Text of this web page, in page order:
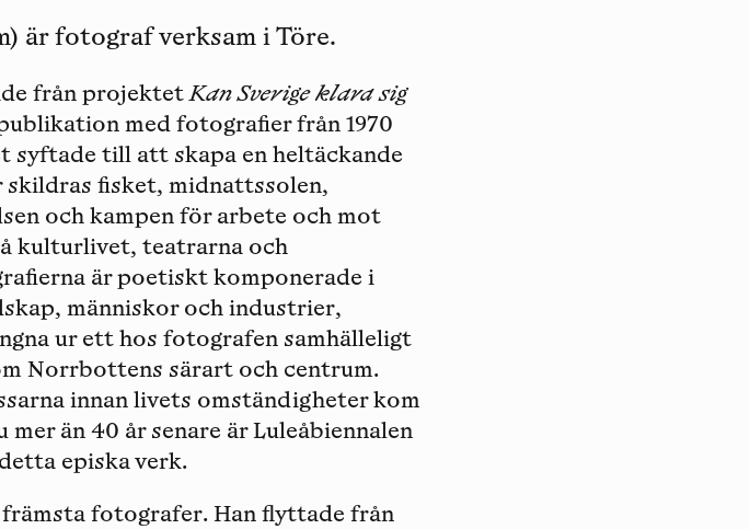
är fotograf verksam i Töre.
från projektetKan Sverige klara sig
med fotografier från 1970
till att skapa en heltäckande
skildras fisket, midnattssolen,
och kampen för arbete och mot
kulturlivet, teatrarna och
är poetiskt komponerade i
människor och industrier,
ur ett hos fotografen samhälleligt
Norrbottens särart och centrum.
innan livets omständigheter kom
än 40 år senare är Luleåbiennalen
episka verk.
främsta fotografer. Han flyttade från